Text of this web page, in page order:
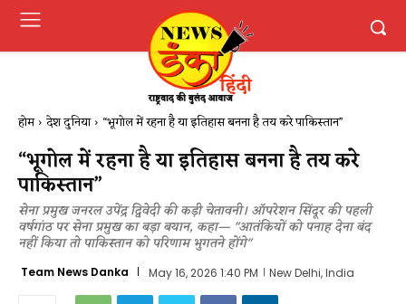
होम देश दुनिया “भूगोल में रहना है या इतिहास बनना है तय करे पाकिस्तान”
“भूगोल में रहना है या इतिहास बनना है तय करे
पाकिस्तान”
सेना प्रमुख जनरल उपेंद्र द्विवेदी की कड़ी चेतावनी। ऑपरेशन सिंदूर की पहली
वर्षगांठ पर सेना प्रमुख का बड़ा बयान, कहा— "आतंकियों को पनाह देना बंद
नहीं किया तो पाकिस्तान को परिणाम भुगतने होंगे"
Team News Danka May 16, 2026 1:40 PM New Delhi, India